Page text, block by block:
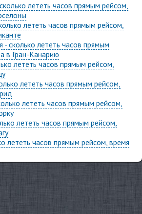
лететь часов прямым рейсом,
лететь часов прямым рейсом,
- сколько лететь часов прямым
в Гран-Канарию
лететь часов прямым рейсом,
лететь часов прямым рейсом,
лететь часов прямым рейсом,
лететь часов прямым рейсом,
лететь часов прямым рейсом, время